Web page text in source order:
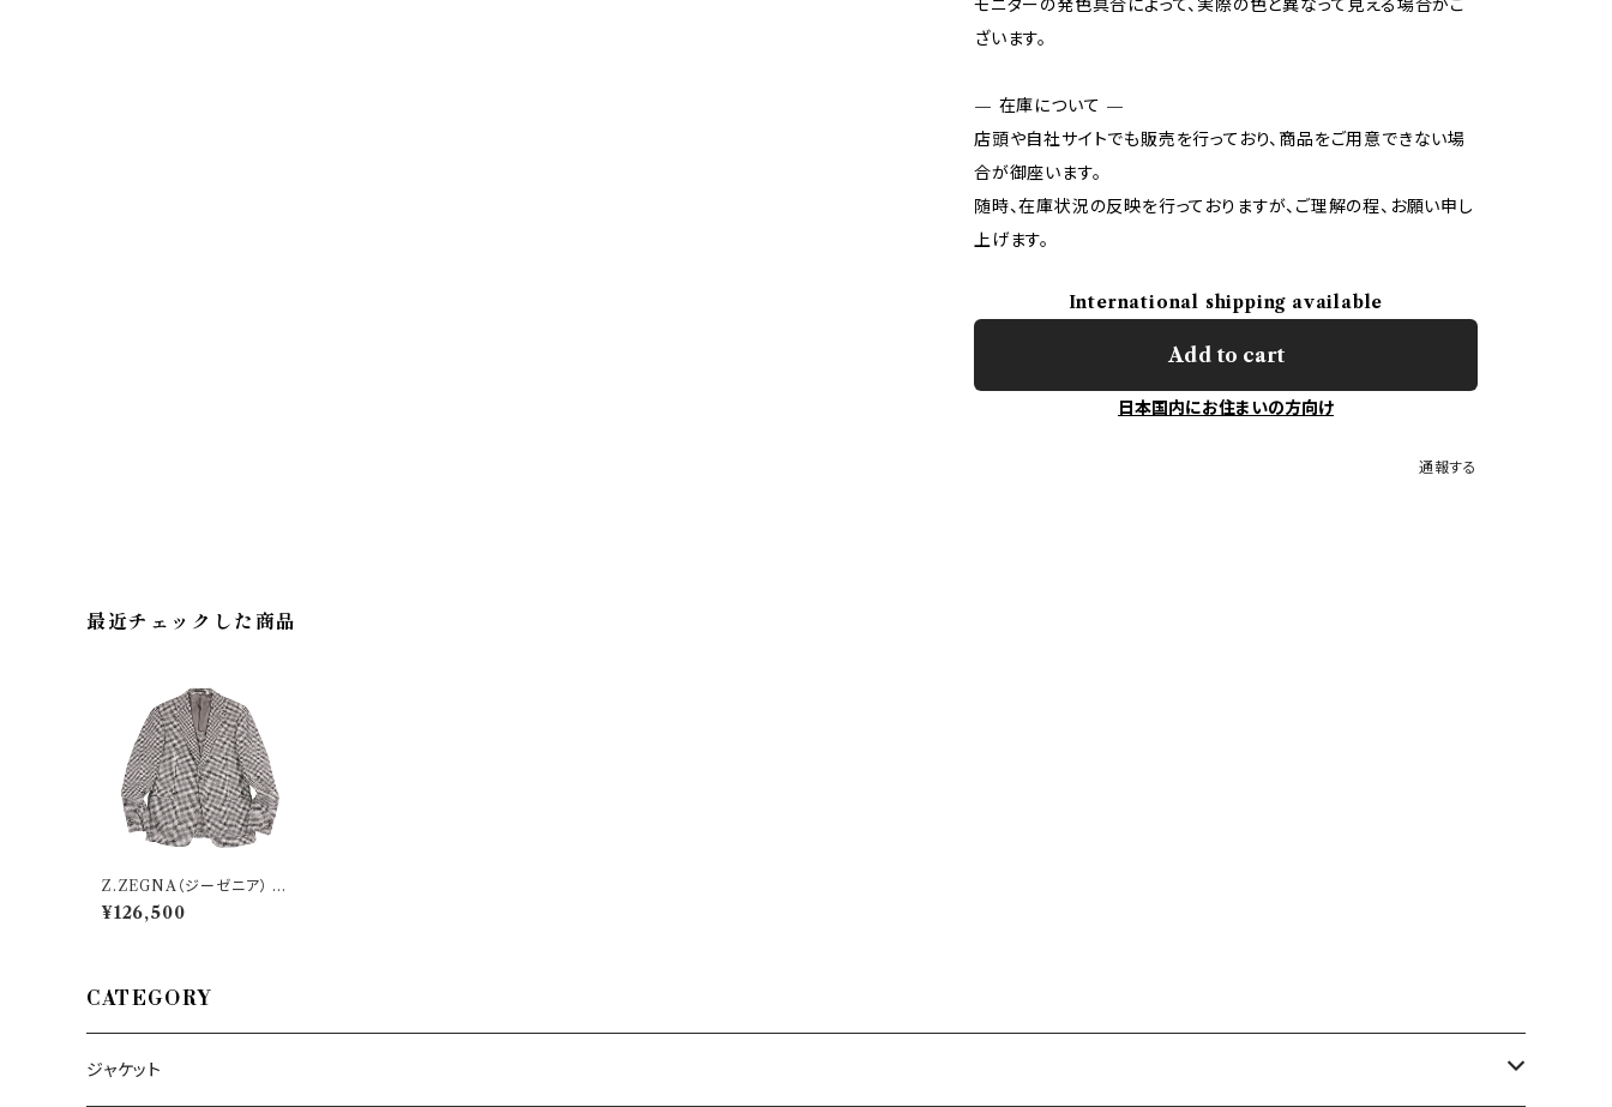
モニターの発色具合によって、実際の色と異なって見える場合がご
ざいます。
— 在庫について —
店頭や自社サイトでも販売を行っており、商品をご用意できない場
合が御座います。
随時、在庫状況の反映を行っておりますが、ご理解の程、お願い申し
上げます。
International shipping available
Add to cart
日本国内にお住まいの方向け
通報する
最近チェックした商品
Z.ZEGNA（ジーゼニア） ジ
ャケット 450750 32313
¥126,500
CATEGORY
ジャケット